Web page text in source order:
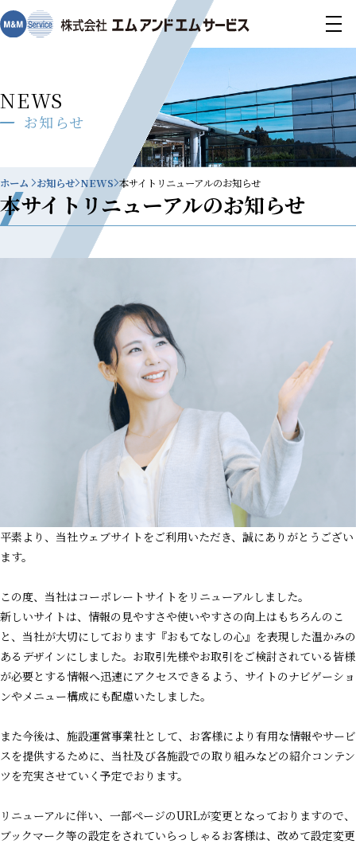
NEWS
お知らせ
ホーム お知らせ NEWS 本サイトリニューアルのお知らせ
本サイトリニューアルのお知らせ
平素より、当社ウェブサイトをご利用いただき、誠にありがとうござい
ます。
この度、当社はコーポレートサイトをリニューアルしました。
新しいサイトは、情報の見やすさや使いやすさの向上はもちろんのこ
と、当社が大切にしております『おもてなしの心』を表現した温かみの
あるデザインにしました。お取引先様やお取引をご検討されている皆様
が必要とする情報へ迅速にアクセスできるよう、サイトのナビゲーショ
ンやメニュー構成にも配慮いたしました。
また今後は、施設運営事業社として、お客様により有用な情報やサービ
スを提供するために、当社及び各施設での取り組みなどの紹介コンテン
ツを充実させていく予定でおります。
リニューアルに伴い、一部ページのURLが変更となっておりますので、
ブックマーク等の設定をされていらっしゃるお客様は、改めて設定変更